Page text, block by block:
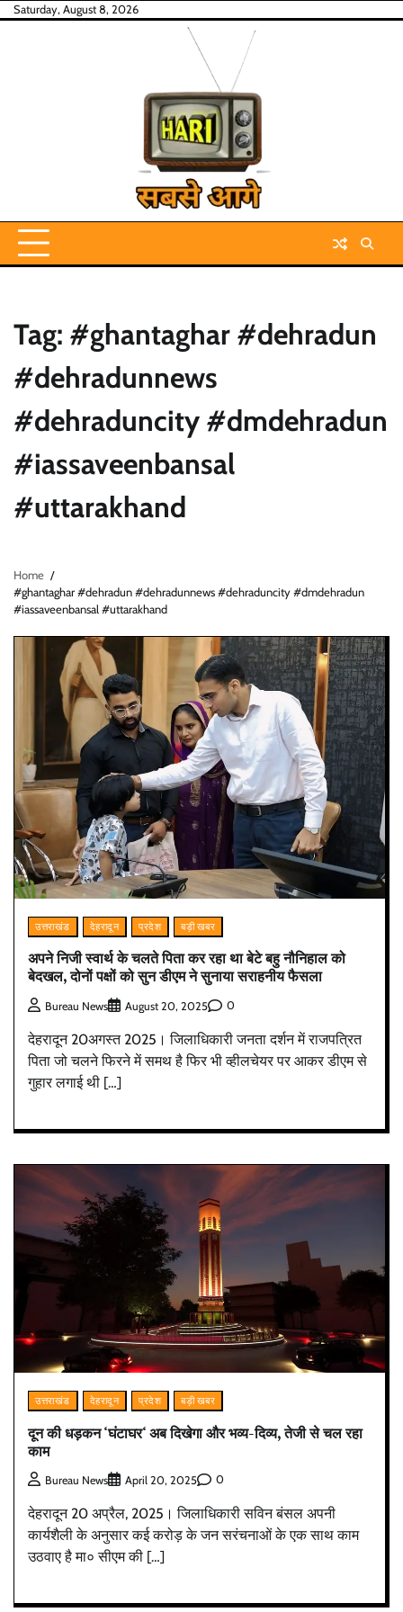
SkipSaturday, August 8, 2026
Tag: #ghantaghar #dehradun
#dehradunnews
#dehraduncity #dmdehradun
#iassaveenbansal
#uttarakhand
Home
#ghantaghar #dehradun #dehradunnews #dehraduncity #dmdehradun
#iassaveenbansal #uttarakhand
उत्तराखंड देहरादून प्रदेश बड़ी खबर
अपने निजी स्वार्थ के चलते पिता कर रहा था बेटे बहु नौनिहाल को
बेदखल, दोनों पक्षों को सुन डीएम ने सुनाया सराहनीय फैसला
Bureau News August 20, 2025 0
देहरादून 20अगस्त 2025। जिलाधिकारी जनता दर्शन में राजपत्रित
पिता जो चलने फिरने में समथ है फिर भी व्हीलचेयर पर आकर डीएम से
गुहार लगाई थी […]
उत्तराखंड देहरादून प्रदेश बड़ी खबर
दून की धड़कन ‘घंटाघर‘ अब दिखेगा और भव्य-दिव्य, तेजी से चल रहा
काम
Bureau News April 20, 2025 0
देहरादून 20 अप्रैल, 2025। जिलाधिकारी सविन बंसल अपनी
कार्यशैली के अनुसार कई करोड़ के जन सरंचनाओं के एक साथ काम
उठवाए है मा० सीएम की […]